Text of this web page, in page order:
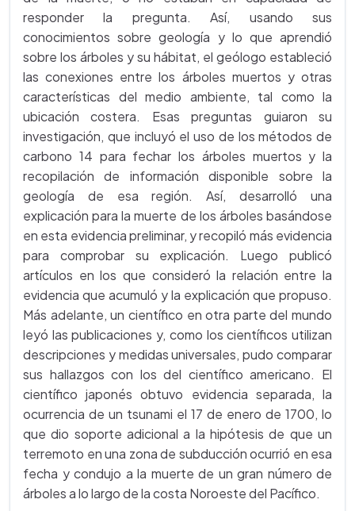
responder la pregunta. Así, usando sus
conocimientos sobre geología y lo que aprendió
sobre los árboles y su hábitat, el geólogo estableció
las conexiones entre los árboles muertos y otras
características del medio ambiente, tal como la
ubicación costera. Esas preguntas guiaron su
investigación, que incluyó el uso de los métodos de
carbono 14 para fechar los árboles muertos y la
recopilación de información disponible sobre la
geología de esa región. Así, desarrolló una
explicación para la muerte de los árboles basándose
en esta evidencia preliminar, y recopiló más evidencia
para comprobar su explicación. Luego publicó
artículos en los que consideró la relación entre la
evidencia que acumuló y la explicación que propuso.
Más adelante, un científico en otra parte del mundo
leyó las publicaciones y, como los científicos utilizan
descripciones y medidas universales, pudo comparar
sus hallazgos con los del científico americano. El
científico japonés obtuvo evidencia separada, la
ocurrencia de un tsunami el 17 de enero de 1700, lo
que dio soporte adicional a la hipótesis de que un
terremoto en una zona de subducción ocurrió en esa
fecha y condujo a la muerte de un gran número de
árboles a lo largo de la costa Noroeste del Pacífico.